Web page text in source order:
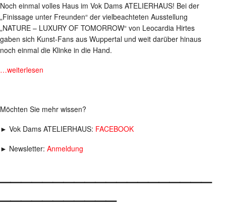
Noch einmal volles Haus im Vok Dams ATELIERHAUS! Bei der
„Finissage unter Freunden“ der vielbeachteten Ausstellung
„NATURE – LUXURY OF TOMORROW“ von Leocardia Hirtes
gaben sich Kunst-Fans aus Wuppertal und weit darüber hinaus
noch einmal die Klinke in die Hand.
…weiterlesen
Möchten Sie mehr wissen?
► Vok Dams ATELIERHAUS: FACEBOOK
► Newsletter: Anmeldung
___________